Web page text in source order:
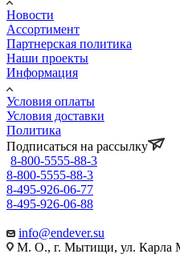
Новости
Ассортимент
Партнерская политика
Наши проекты
Информация
Условия оплаты
Условия доставки
Политика
Подписаться на рассылку
8-800-5555-88-3
8-800-5555-88-3
8-495-926-06-77
8-495-926-06-88
info@endever.su
М. О., г. Мытищи, ул. Карла